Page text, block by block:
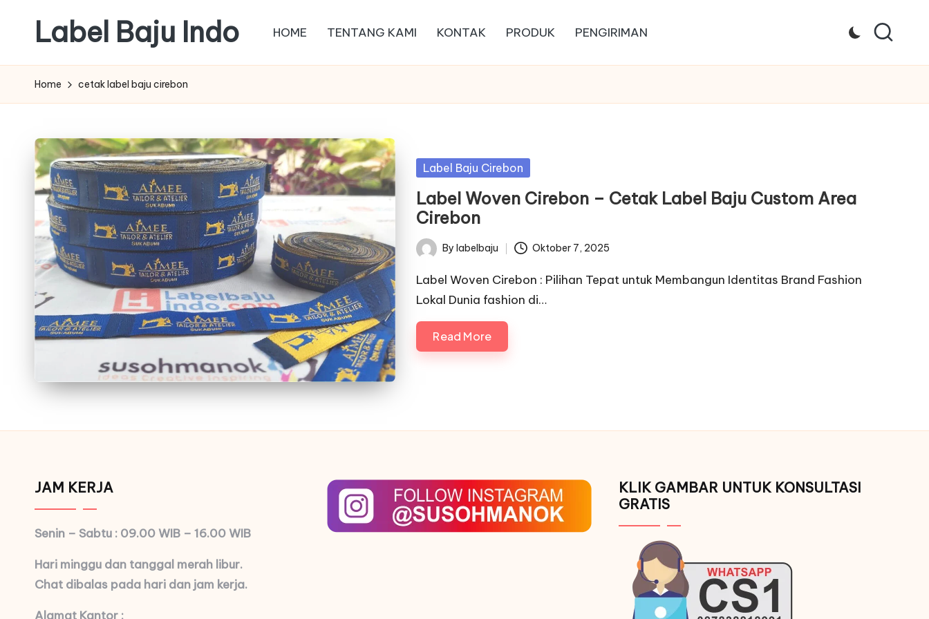
content
Label Baju Indo HOME TENTANG KAMI KONTAK PRODUK PENGIRIMAN
Home cetak label baju cirebon
Posted
Label Baju Cirebon
Label Woven Cirebon – Cetak Label Baju Custom Area
Cirebon
Posted
by
Bylabelbaju Oktober 7, 2025
Label Woven Cirebon : Pilihan Tepat untuk Membangun Identitas Brand Fashion
Lokal Dunia fashion di…
Read More
JAM KERJA
Senin – Sabtu : 09.00 WIB – 16.00 WIB
Hari minggu dan tanggal merah libur.
Chat dibalas pada hari dan jam kerja.
Alamat Kantor :
KLIK GAMBAR UNTUK KONSULTASI
GRATIS